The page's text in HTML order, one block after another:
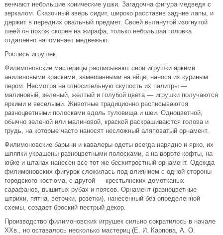
венчают небольшие конические ушки. Загадочна фигура медведя с
зеркалом. Сказочный зверь сидит, широко расставив задние лапы, и
держит в передних овальный предмет. Своей вытянутой изогнутой
шеей он похож скорее на жирафа, только небольшая головка
отдаленно напоминает медвежью.
Роспись игрушек.
Филимоновские мастерицы расписывают свои игрушки яркими
анилиновыми красками, замешанными на яйце, нанося их куриным
пером. Несмотря на относительную скупость их палитры —
малиновый, зеленый, желтый и голубой цвета — игрушки получаются
яркими и веселыми. Животные традиционно расписываются
разноцветными полосками вдоль туловища и шеи. Одноцветной,
обычно зеленой или малиновой, краской раскрашиваются голова и
грудь, на которые часто наносят несложный аляповатый орнамент.
Филимоновские барыни и кавалеры одеты всегда нарядно и ярко, их
шляпки украшены разноцветными полосками, а на вороте кофты, на
юбке и штанах нанесен все тот же бесхитростный орнамент. Одежда
филимоновских фигурок сложилась под влиянием с одной стороны
городского костюма, с другой — крестьянских домотканых
сарафанов, вышитых рубах и поясов. Орнамент (разноцветные
штрихи, пятна, веточки, розетки), нанесенный без определенной
схемы, создает броский пестрый декор.
Производство филимоновских игрушек сильно сократилось в начале
ХХв., но оставалось несколько мастериц (Е. И. Карпова, А. О.